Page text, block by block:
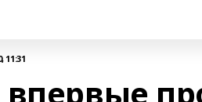
11:31
впервые